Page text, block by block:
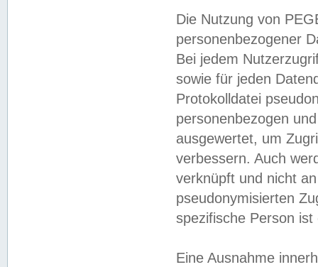
Die Nutzung von
personenbezogener
Bei jedem
sowie für jeden
Protokolldatei
personenbezogen
ausgewertet, um
verbessern. Auch
verknüpft und nicht
pseudonymisierten
spezifische Person
Eine Ausnahme